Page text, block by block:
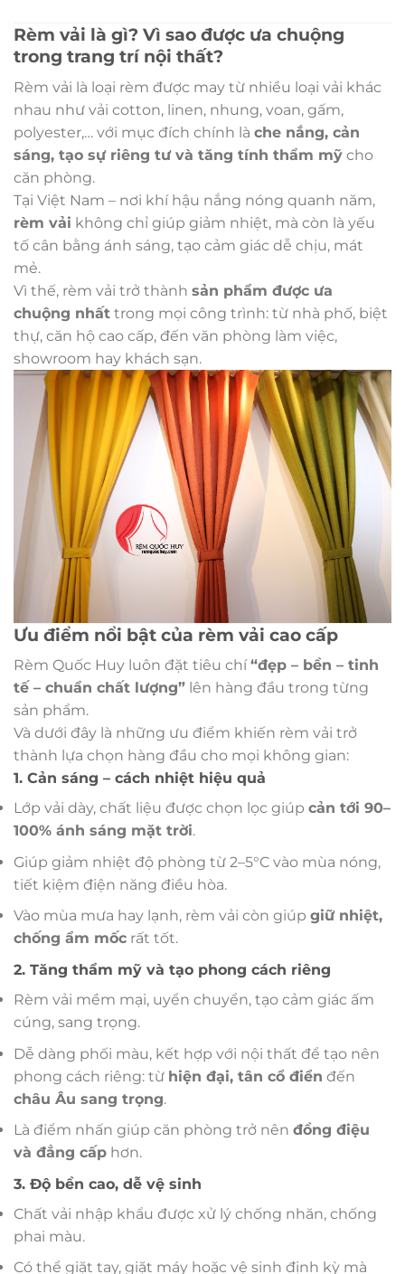
Rèm vải là gì? Vì sao được ưa chuộng
trong trang trí nội thất?
Rèm vải là loại rèm được may từ nhiều loại vải khác
nhau như vải cotton, linen, nhung, voan, gấm,
polyester,… với mục đích chính là che nắng, cản
sáng, tạo sự riêng tư và tăng tính thẩm mỹ cho
căn phòng.
Tại Việt Nam – nơi khí hậu nắng nóng quanh năm,
rèm vải không chỉ giúp giảm nhiệt, mà còn là yếu
tố cân bằng ánh sáng, tạo cảm giác dễ chịu, mát
mẻ.
Vì thế, rèm vải trở thành sản phẩm được ưa
chuộng nhất trong mọi công trình: từ nhà phố, biệt
thự, căn hộ cao cấp, đến văn phòng làm việc,
showroom hay khách sạn.
Ưu điểm nổi bật của rèm vải cao cấp
Rèm Quốc Huy luôn đặt tiêu chí“đẹp – bền – tinh
tế – chuẩn chất lượng” lên hàng đầu trong từng
sản phẩm.
Và dưới đây là những ưu điểm khiến rèm vải trở
thành lựa chọn hàng đầu cho mọi không gian:
1. Cản sáng – cách nhiệt hiệu quả
Lớp vải dày, chất liệu được chọn lọc giúp cản tới 90–
100% ánh sáng mặt trời.
Giúp giảm nhiệt độ phòng từ 2–5°C vào mùa nóng,
tiết kiệm điện năng điều hòa.
Vào mùa mưa hay lạnh, rèm vải còn giúp giữ nhiệt,
chống ẩm mốc rất tốt.
2. Tăng thẩm mỹ và tạo phong cách riêng
Rèm vải mềm mại, uyển chuyển, tạo cảm giác ấm
cúng, sang trọng.
Dễ dàng phối màu, kết hợp với nội thất để tạo nên
phong cách riêng: từ hiện đại, tân cổ điển đến
châu Âu sang trọng.
Là điểm nhấn giúp căn phòng trở nên đồng điệu
và đẳng cấp hơn.
3. Độ bền cao, dễ vệ sinh
Chất vải nhập khẩu được xử lý chống nhăn, chống
phai màu.
Có thể giặt tay, giặt máy hoặc vệ sinh định kỳ mà